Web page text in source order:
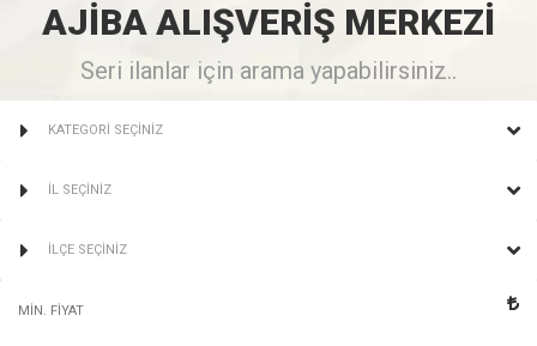
AJİBA ALIŞVERİŞ MERKEZİ
Seri ilanlar için arama yapabilirsiniz..
KATEGORİ SEÇİNİZ
İL SEÇİNİZ
İLÇE SEÇİNİZ